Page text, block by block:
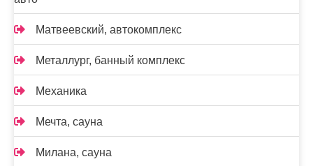
Матвеевский, автокомплекс
Металлург, банный комплекс
Механика
Мечта, сауна
Милана, сауна